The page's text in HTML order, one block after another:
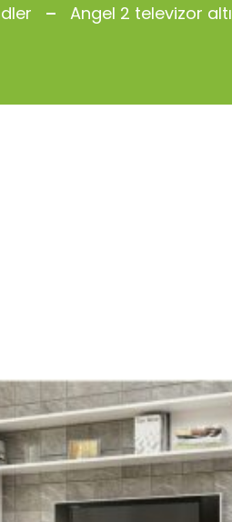
Angel 2 televizor altı